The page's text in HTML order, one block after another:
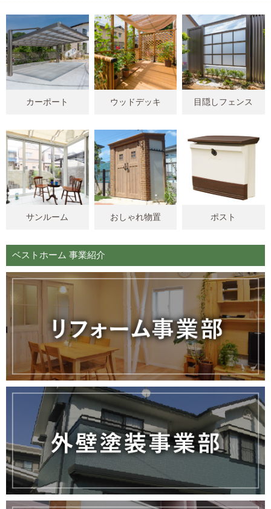
カーポート ウッドデッキ 目隠しフェンス
サンルーム おしゃれ物置 ポスト
ベストホーム 事業紹介